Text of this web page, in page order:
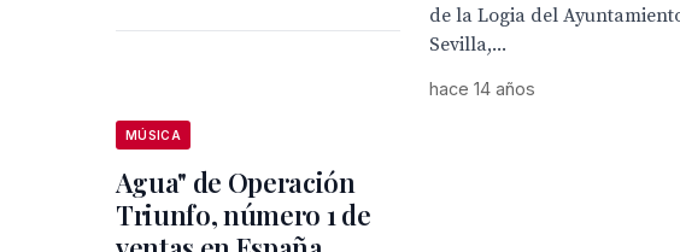
de la Logia del
Sevilla,...
hace 14 años
MÚSICA
Agua" de Operación
Triunfo, número 1 de